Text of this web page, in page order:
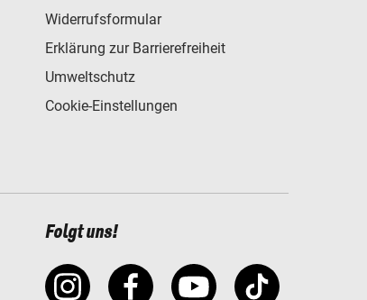
Widerrufsformular
Erklärung zur Barrierefreiheit
Umweltschutz
Cookie-Einstellungen
Folgt uns!